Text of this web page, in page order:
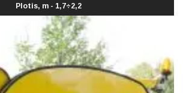
Plotis, m - 1,7÷2,2